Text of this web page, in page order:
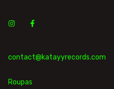
contact@katayyrecords.com
Roupas